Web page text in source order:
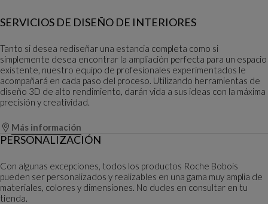
SERVICIOS DE DISEÑO DE INTERIORES
Tanto si desea rediseñar una estancia completa como si
simplemente desea encontrar la ampliación perfecta para un espacio
existente, nuestro equipo de profesionales experimentados le
acompañará en cada paso del proceso. Utilizando herramientas de
diseño 3D de alto rendimiento, darán vida a sus ideas con la máxima
precisión y creatividad.
Más información
PERSONALIZACIÓN
Con algunas excepciones, todos los productos Roche Bobois
pueden ser personalizados y realizables en una gama muy amplia de
materiales, colores y dimensiones. No dudes en consultar en tu
tienda.